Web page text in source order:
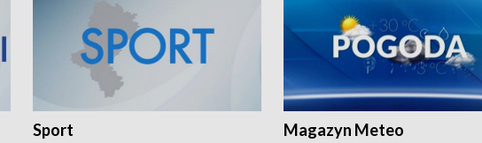
Sport Magazyn Meteo